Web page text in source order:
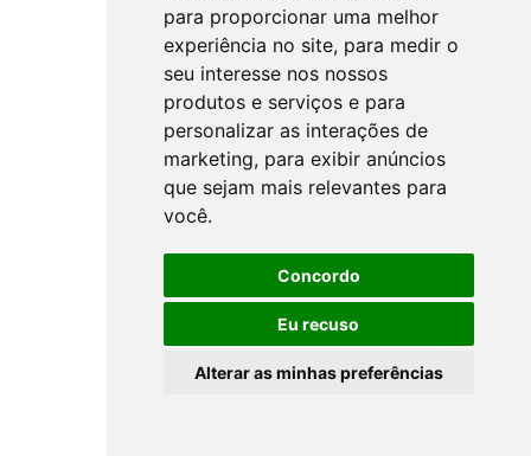
para proporcionar uma melhor
experiência no site, para medir o
seu interesse nos nossos
produtos e serviços e para
personalizar as interações de
marketing, para exibir anúncios
que sejam mais relevantes para
você.
Concordo
Eu recuso
Alterar as minhas preferências